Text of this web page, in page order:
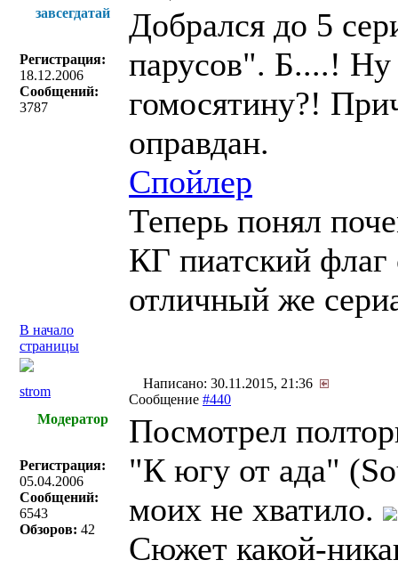
завсегдатай
Регистрация:
18.12.2006
Сообщений:
3787
Добрался до 5
парусов". Б....! Ну
гомосятину?!
оправдан.
Спойлер
Теперь понял
КГ пиатский
отличный же
В начало
страницы
strom
Написано: 30.11.2015, 21:36
Сообщение #440
Модератор
Регистрация:
05.04.2006
Сообщений:
6543
Обзоров: 42
Посмотрел
"К югу от ада"
моих не хватило.
Сюжет какой-